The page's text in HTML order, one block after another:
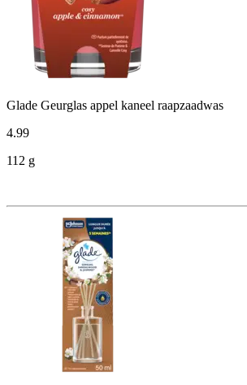
Glade Geurglas appel kaneel raapzaadwas
4.99
112 g